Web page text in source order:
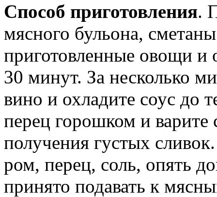
Способ приготовления.
мясного бульона,
приготовленные овощи и
30 минут. За несколько
вино и охладите соус до
перец горошком и варите
получения густых
ром, перец, соль, опять
принято подавать к